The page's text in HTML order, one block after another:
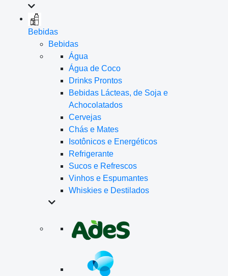
Bebidas
Bebidas
Água
Água de Coco
Drinks Prontos
Bebidas Lácteas, de Soja e
Achocolatados
Cervejas
Chás e Mates
Isotônicos e Energéticos
Refrigerante
Sucos e Refrescos
Vinhos e Espumantes
Whiskies e Destilados